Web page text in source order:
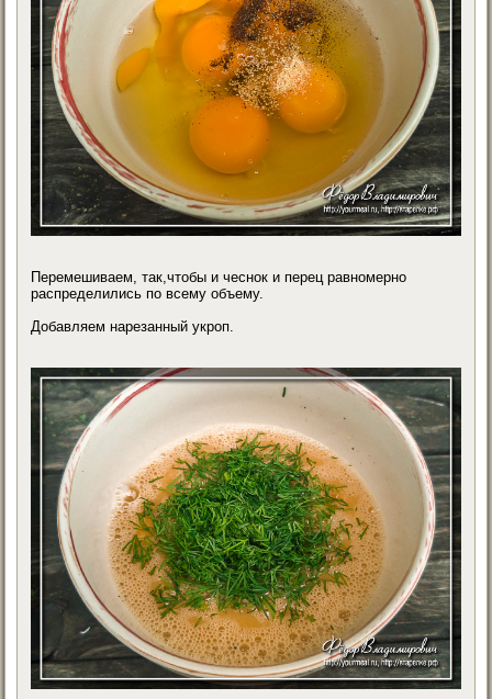
Перемешиваем, так,чтобы и чеснок и перец равномерно
распределились по всему объему.
Добавляем нарезанный укроп.